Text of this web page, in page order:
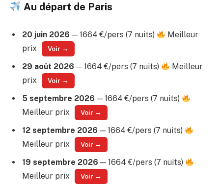
Au départ de Paris
20 juin 2026 — 1664 €/pers (7 nuits)
Meilleur
prix
Voir →
29 août 2026 — 1664 €/pers (7 nuits)
Meilleur
prix
Voir →
5 septembre 2026 — 1664 €/pers (7 nuits)
Meilleur prix
Voir →
12 septembre 2026 — 1664 €/pers (7 nuits)
Meilleur prix
Voir →
19 septembre 2026 — 1664 €/pers (7 nuits)
Meilleur prix
Voir →